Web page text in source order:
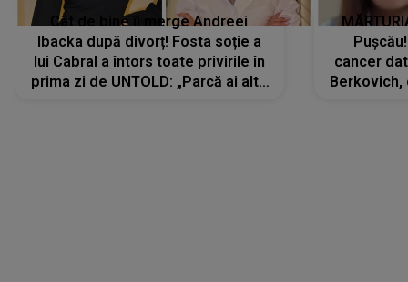
Cât de bine îi merge Andreei
Ibacka după divorț! Fosta soție a
lui Cabral a întors toate privirile în
prima zi de UNTOLD: „Parcă ai altă
cancer